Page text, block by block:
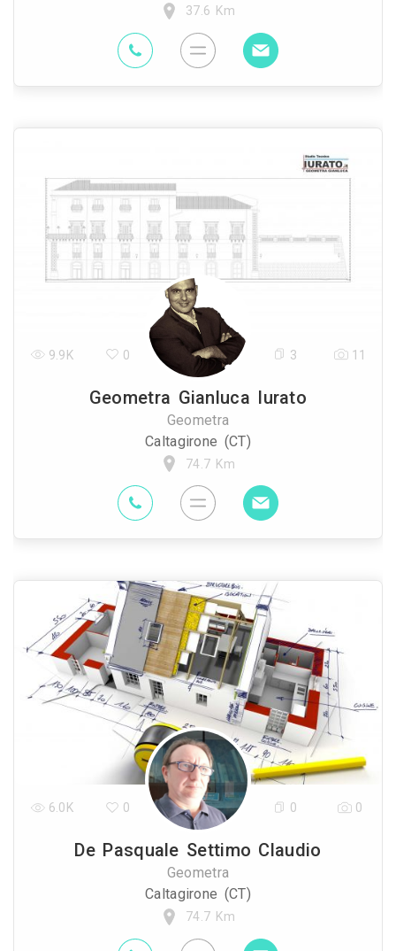
37.6 Km
Geometra Gianluca Iurato
Geometra
Caltagirone (CT)
74.7 Km
9.9K 0 3 11
De Pasquale Settimo Claudio
Geometra
Caltagirone (CT)
74.7 Km
6.0K 0 0 0